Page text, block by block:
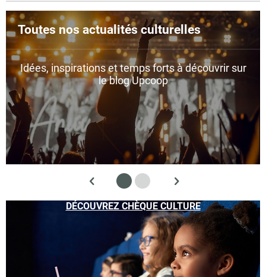
Toutes nos actualités culturelles
Idées, inspirations et temps forts à découvrir sur
le blog Upcoop
DÉCOUVREZ CHÈQUE CULTURE